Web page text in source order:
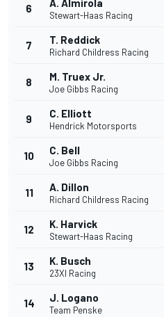
6 A. Almirola
Stewart-Haas Racing
7 T. Reddick
Richard Childress Racing
8 M. Truex Jr.
Joe Gibbs Racing
9 C. Elliott
Hendrick Motorsports
10 C. Bell
Joe Gibbs Racing
11 A. Dillon
Richard Childress Racing
12 K. Harvick
Stewart-Haas Racing
13 K. Busch
23XI Racing
14 J. Logano
Team Penske